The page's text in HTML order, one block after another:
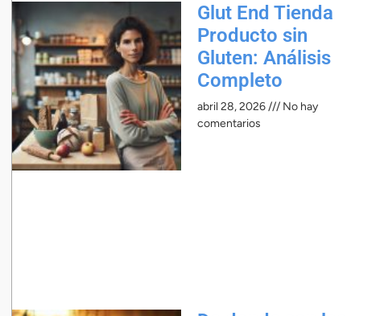
Glut End Tienda
Producto sin
Gluten: Análisis
Completo
abril 28, 2026
No hay
comentarios